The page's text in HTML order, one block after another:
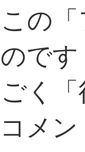
の
です
く
メ